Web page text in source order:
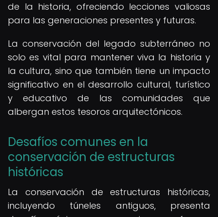
de la historia, ofreciendo lecciones valiosas
para las generaciones presentes y futuras.
La conservación del legado subterráneo no
solo es vital para mantener viva la historia y
la cultura, sino que también tiene un impacto
significativo en el desarrollo cultural, turístico
y educativo de las comunidades que
albergan estos tesoros arquitectónicos.
Desafíos comunes en la
conservación de estructuras
históricas
La conservación de estructuras históricas,
incluyendo túneles antiguos, presenta